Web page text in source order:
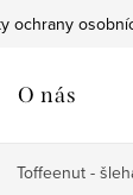
ochrany
O nás
Toffeenut -